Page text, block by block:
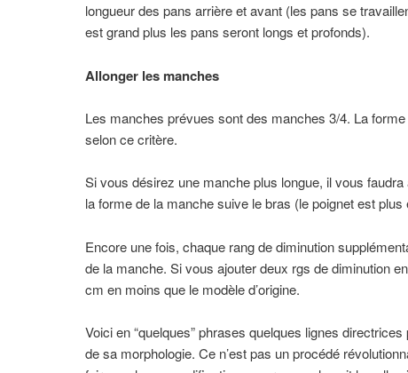
longueur des pans arrière et avant (les pans se
est grand plus les pans seront longs et profonds).
Allonger les manches
Les manches prévues sont des manches 3/4. La
selon ce critère.
Si vous désirez une manche plus longue, il vous
la forme de la manche suive le bras (le poignet est plus
Encore une fois, chaque rang de diminution
de la manche. Si vous ajouter deux rgs de diminution
cm en moins que le modèle d’origine.
Voici en “quelques” phrases quelques lignes
de sa morphologie. Ce n’est pas un procédé